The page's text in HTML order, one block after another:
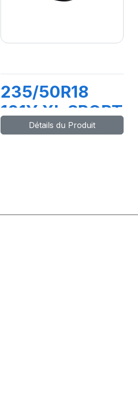
235/50R18
101Y XL SPORT
MASTER
Détails du Produit